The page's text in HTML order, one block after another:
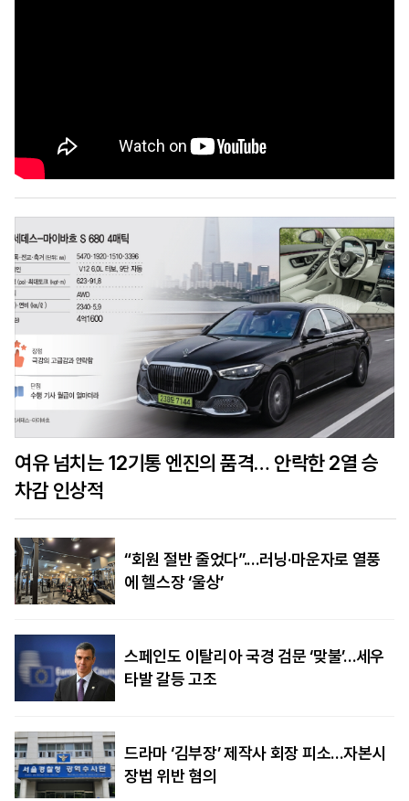
여유 넘치는 12기통 엔진의 품격… 안락한 2열 승
차감 인상적
“회원 절반 줄었다”.…러닝·마운자로 열풍
에 헬스장 ‘울상’
스페인도 이탈리아 국경 검문 ‘맞불’…세우
타발 갈등 고조
드라마 ‘김부장’ 제작사 회장 피소…자본시
장법 위반 혐의